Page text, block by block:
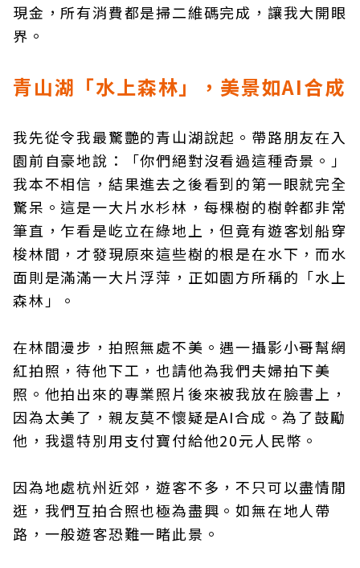
現金，所有消費都是掃二維碼完成，讓我大開眼
界。
青山湖「水上森林」，美景如AI合成
我先從令我最驚艷的青山湖說起。帶路朋友在入
園前自豪地說：「你們絕對沒看過這種奇景。」
我本不相信，結果進去之後看到的第一眼就完全
驚呆。這是一大片水杉林，每棵樹的樹幹都非常
筆直，乍看是屹立在綠地上，但竟有遊客划船穿
梭林間，才發現原來這些樹的根是在水下，而水
面則是滿滿一大片浮萍，正如園方所稱的「水上
森林」。
在林間漫步，拍照無處不美。遇一攝影小哥幫網
紅拍照，待他下工，也請他為我們夫婦拍下美
照。他拍出來的專業照片後來被我放在臉書上，
因為太美了，親友莫不懷疑是AI合成。為了鼓勵
他，我還特別用支付寶付給他20元人民幣。
因為地處杭州近郊，遊客不多，不只可以盡情閒
逛，我們互拍合照也極為盡興。如無在地人帶
路，一般遊客恐難一睹此景。